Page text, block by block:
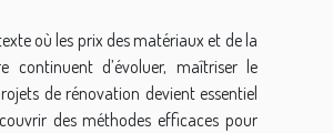
où les prix des matériaux et de la
continuent d’évoluer, maîtriser le
de rénovation devient essentiel
des méthodes efficaces pour